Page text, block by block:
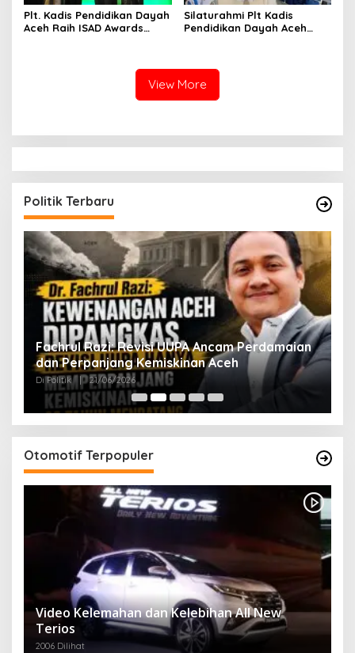
Plt. Kadis Pendidikan Dayah
Aceh Raih ISAD Awards
Silaturahmi Plt Kadis
Pendidikan Dayah Aceh
View More
Politik Terbaru
Fachrul Razi: Revisi UUPA Ancam Perdamaian
dan Perpanjang Kemiskinan Aceh
Di Politik 21/06/2026
Otomotif Terpopuler
Video Kelemahan dan Kelebihan All New
Terios
2006 Dilihat